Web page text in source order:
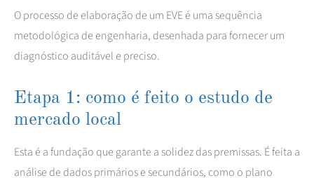
O processo de elaboração de um EVE é uma sequência
metodológica de engenharia, desenhada para fornecer um
diagnóstico auditável e preciso.
Etapa 1: como é feito o estudo de
mercado local
Esta é a fundação que garante a solidez das premissas. É feita a
análise de dados primários e secundários, como o plano